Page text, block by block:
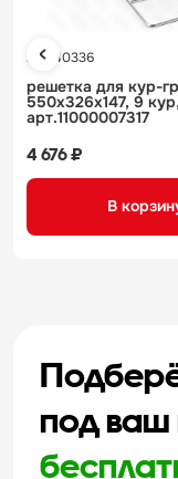
Арт. 40336
решетка для кур-
550х326х147, 9
арт.11000007317
4 676 ₽
В
под